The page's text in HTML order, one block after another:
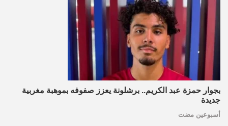
بجوار حمزة عبد الكريم.. برشلونة يعزز صفوفه بموهبة مغربية
جديدة
أسبوعين مضت